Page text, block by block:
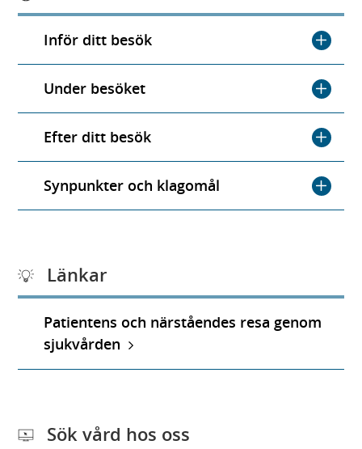
Inför ditt besök
Under besöket
Efter ditt besök
Synpunkter och klagomål
Länkar
Patientens och närståendes resa genom
sjukvården
Sök vård hos oss